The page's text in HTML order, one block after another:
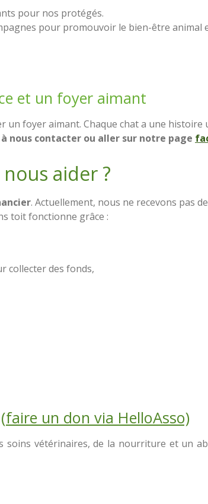
pour nos protégés.
pour promouvoir le bien-être animal
et un foyer aimant
foyer aimant. Chaque chat a une histoire
nous contacter ou aller sur notre page
aider ?
. Actuellement, nous ne recevons pas
toit fonctionne grâce :
collecter des fonds,
faire un don via HelloAsso)
vétérinaires, de la nourriture et un